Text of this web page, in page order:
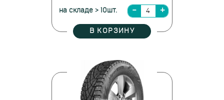
на складе > 10шт.
В КОРЗИНУ